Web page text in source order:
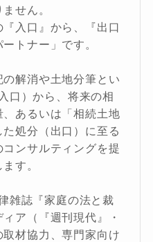
せん。
入口』から、『出口
トナー」です。
解消や土地分筆とい
口）から、将来の相
あるいは「相続土地
処分（出口）に至る
ンサルティングを提
す。
雑誌『家庭の法と裁
ア（『週刊現代』・
取材協力、専門家向け